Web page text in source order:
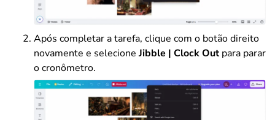
Após completar a tarefa, clique com o botão direito
novamente e selecione Jibble | Clock Outpara parar
o cronômetro.